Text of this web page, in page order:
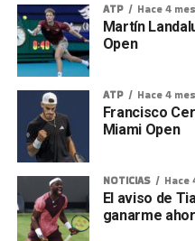
ATP Hace 4
Martín
Open
ATP Hace 4
Francisco
Miami Open
NOTICIAS Hace
El aviso de
ganarme